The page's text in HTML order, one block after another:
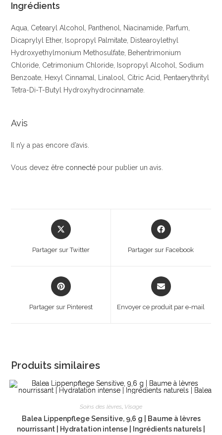
Ingrédients
Aqua, Cetearyl Alcohol, Panthenol, Niacinamide, Parfum,
Dicaprylyl Ether, Isopropyl Palmitate, Distearoylethyl
Hydroxyethylmonium Methosulfate, Behentrimonium
Chloride, Cetrimonium Chloride, Isopropyl Alcohol, Sodium
Benzoate, Hexyl Cinnamal, Linalool, Citric Acid, Pentaerythrityl
Tetra-Di-T-Butyl Hydroxyhydrocinnamate.
Avis
Il n’y a pas encore d’avis.
Vous devez être connecté pour publier un avis.
Opens
in
new
Partager sur Twitter
Opens
in
Partager sur Facebook
Opens
in
Partager sur Pinterest
Opens
in
new
Envoyer ce produit par e-mail
Produits similaires
Soins des lèvres, Visage
Balea Lippenpflege Sensitive, 9,6 g | Baume à lèvres
nourrissant | Hydratation intense | Ingrédients naturels |